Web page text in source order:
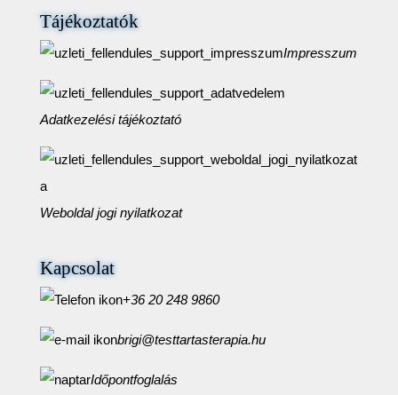
Tájékoztatók
Impresszum
Adatkezelési tájékoztató
Weboldal jogi nyilatkozat
Kapcsolat
+36 20 248 9860
brigi@testtartasterapia.hu
Időpontfoglalás